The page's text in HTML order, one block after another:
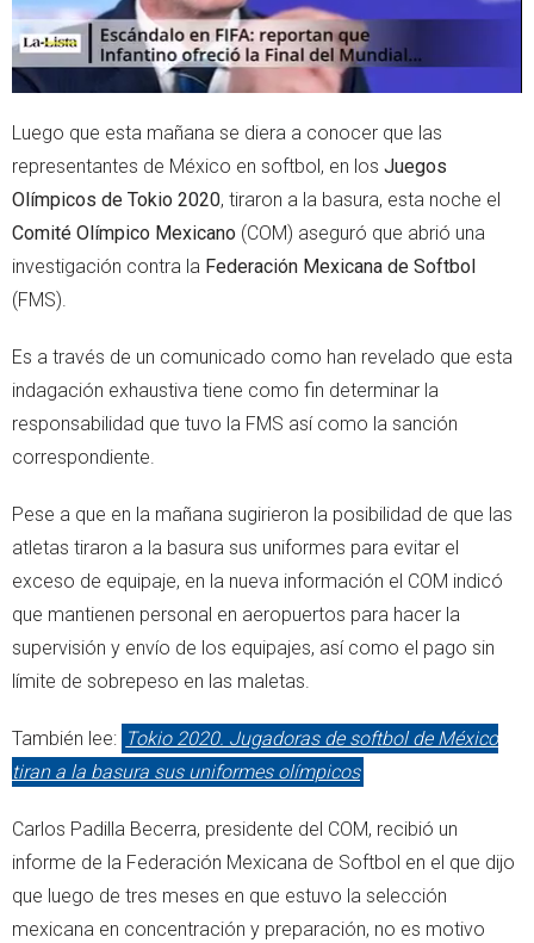
Luego que esta mañana se diera a conocer que las
representantes de México en softbol, en los Juegos
Olímpicos de Tokio 2020, tiraron a la basura, esta noche el
Comité Olímpico Mexicano (COM) aseguró que abrió una
investigación contra la Federación Mexicana de Softbol
(FMS).
Es a través de un comunicado como han revelado que esta
indagación exhaustiva tiene como fin determinar la
responsabilidad que tuvo la FMS así como la sanción
correspondiente.
Pese a que en la mañana sugirieron la posibilidad de que las
atletas tiraron a la basura sus uniformes para evitar el
exceso de equipaje, en la nueva información el COM indicó
que mantienen personal en aeropuertos para hacer la
supervisión y envío de los equipajes, así como el pago sin
límite de sobrepeso en las maletas.
También lee: Tokio 2020. Jugadoras de softbol de México
tiran a la basura sus uniformes olímpicos
Carlos Padilla Becerra, presidente del COM, recibió un
informe de la Federación Mexicana de Softbol en el que dijo
que luego de tres meses en que estuvo la selección
mexicana en concentración y preparación, no es motivo